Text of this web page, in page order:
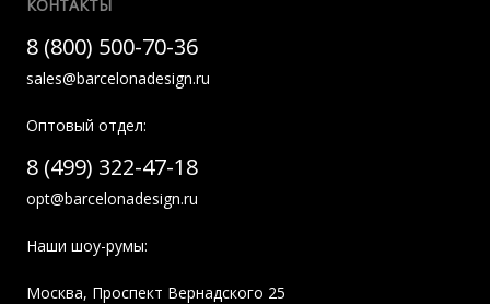
КОНТАКТЫ
8 (800) 500-70-36
sales@barcelonadesign.ru
Оптовый отдел:
8 (499) 322-47-18
opt@barcelonadesign.ru
Наши шоу-румы:
Москва, Проспект Вернадского 25